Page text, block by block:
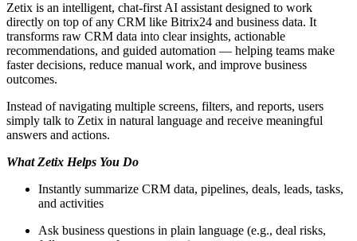
Zetix is an intelligent, chat-first AI assistant designed to work
directly on top of any CRM like Bitrix24 and business data. It
transforms raw CRM data into clear insights, actionable
recommendations, and guided automation — helping teams make
faster decisions, reduce manual work, and improve business
outcomes.
Instead of navigating multiple screens, filters, and reports, users
simply talk to Zetix in natural language and receive meaningful
answers and actions.
What Zetix Helps You Do
Instantly summarize CRM data, pipelines, deals, leads, tasks,
and activities
Ask business questions in plain language (e.g., deal risks,